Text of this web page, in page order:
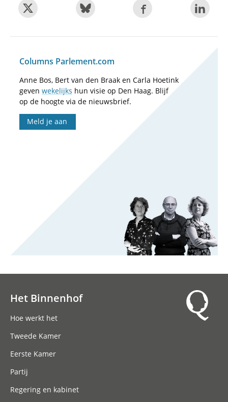
Columns Parlement.com
Anne Bos, Bert van den Braak en Carla Hoetink
geven wekelijks hun visie op Den Haag. Blijf
op de hoogte via de nieuwsbrief.
Meld je aan
Het Binnenhof
Hoe werkt het
Tweede Kamer
Eerste Kamer
Partij
Regering en kabinet